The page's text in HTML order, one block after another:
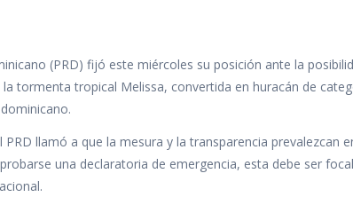
(PRD) fijó este miércoles su posición ante la
tormenta tropical Melissa, convertida en huracán de
llamó a que la mesura y la transparencia prevalezcan
una declaratoria de emergencia, esta debe ser